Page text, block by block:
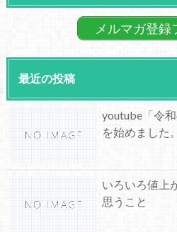
メルマガ登録
最近の投稿
youtube「令
を始めました。
いろいろ値上
思うこと